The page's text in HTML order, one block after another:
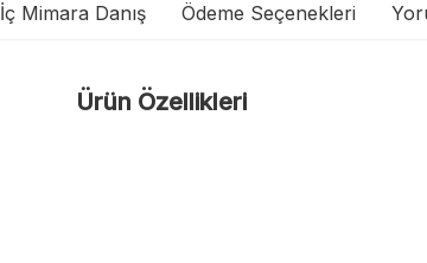
İç Mimara Danış Ödeme Seçenekleri
Ürün Özellikleri